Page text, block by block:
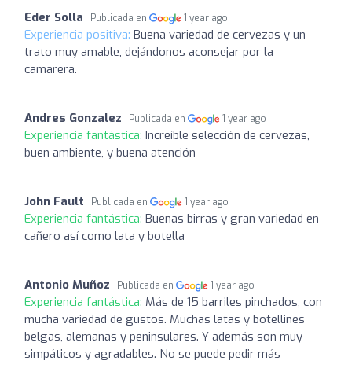
Eder Solla Publicada en 1 year ago
Experiencia positiva: Buena variedad de cervezas y un
trato muy amable, dejándonos aconsejar por la
camarera.
Andres Gonzalez Publicada en 1 year ago
Experiencia fantástica: Increíble selección de cervezas,
buen ambiente, y buena atención
John Fault Publicada en 1 year ago
Experiencia fantástica: Buenas birras y gran variedad en
cañero así como lata y botella
Antonio Muñoz Publicada en 1 year ago
Experiencia fantástica: Más de 15 barriles pinchados, con
mucha variedad de gustos. Muchas latas y botellines
belgas, alemanas y peninsulares. Y además son muy
simpáticos y agradables. No se puede pedir más